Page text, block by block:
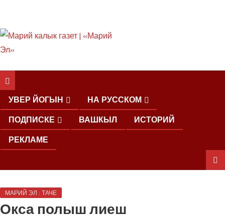
УВЕР ЙОГЫН
НА РУССКОМ
ПОДПИСКЕ
ВАШКЫЛ
ИСТОРИЙ
РЕКЛАМЕ
МАРИЙ ЭЛ : ТАЧЕ
Окса полыш лиеш